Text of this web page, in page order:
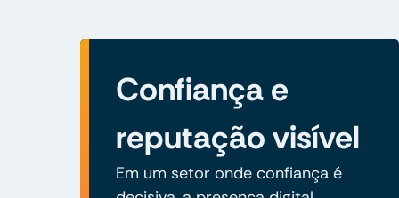
Confiança e
reputação visível
Em um setor onde confiança é